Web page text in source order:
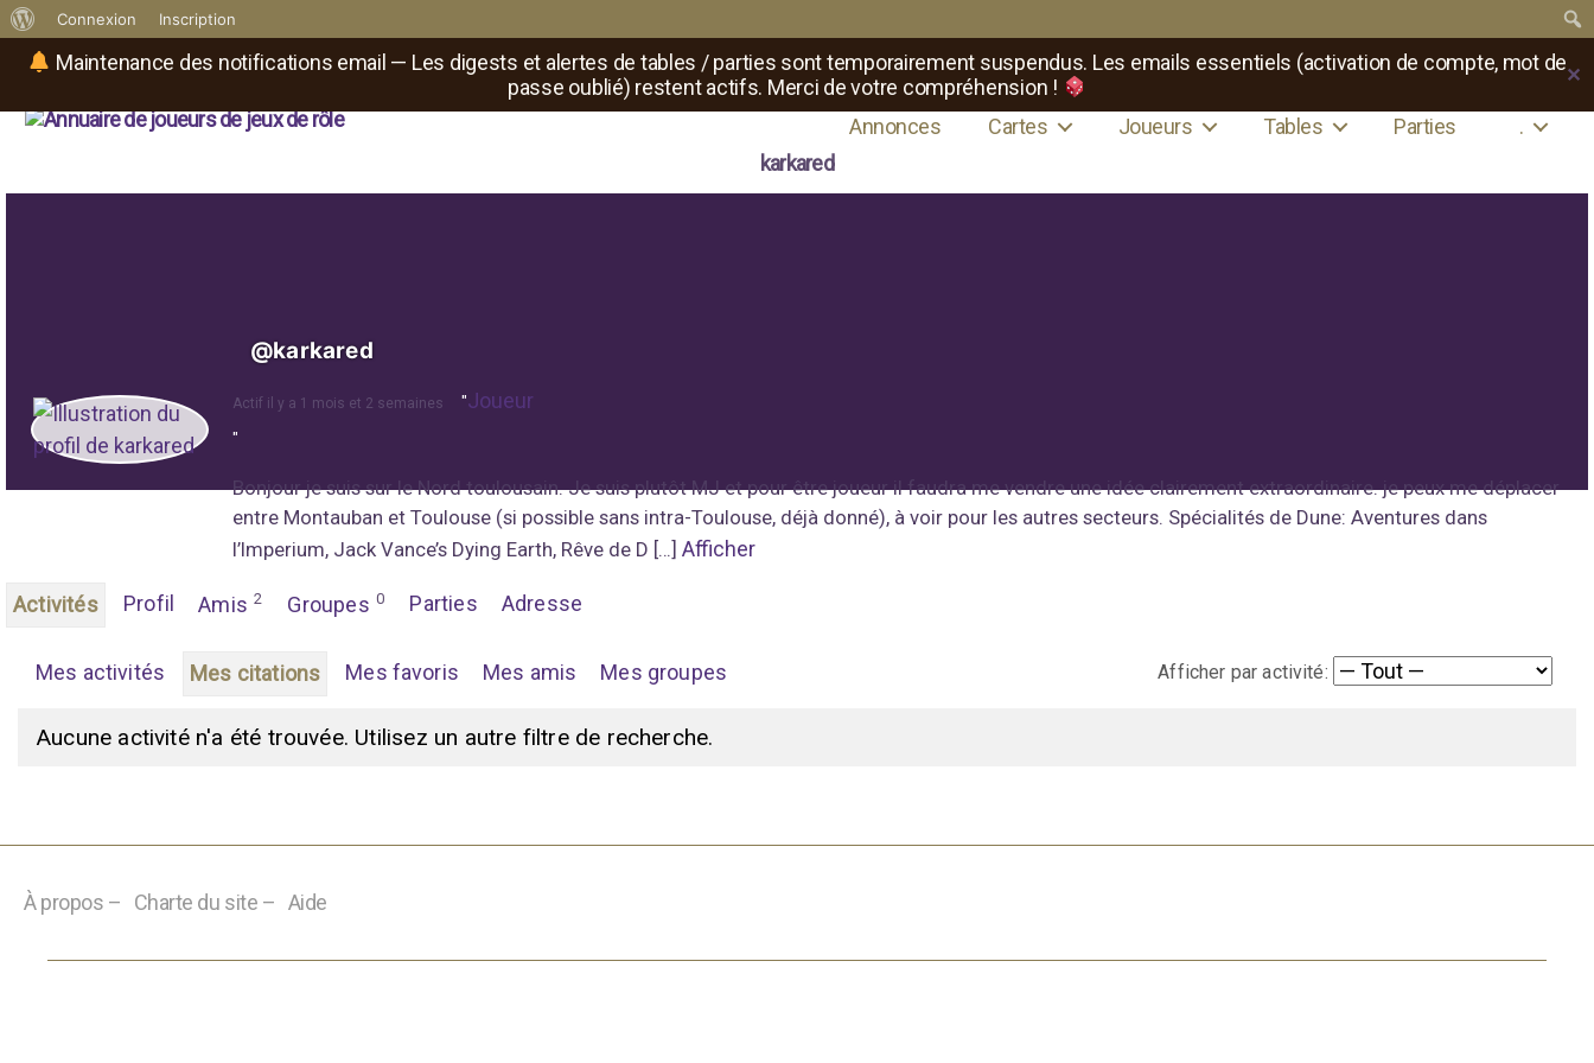
Maintenance des notifications email — Les digests et alertes de tables / parties sont temporairement suspendus. Les emails essentiels (activation de compte, mot de
passe oublié) restent actifs. Merci de votre compréhension !
✕
propos
WordPress
Connexion Inscription
où
Annonces Cartes Joueurs Tables Parties
.
karkared
@karkared
Actif il y a 1 mois et 2 semaines "Joueur
"
Bonjour je suis sur le Nord toulousain. Je suis plutôt MJ et pour être joueur il faudra me vendre une idée clairement extraordinaire. je peux me déplacer
entre Montauban et Toulouse (si possible sans intra-Toulouse, déjà donné), à voir pour les autres secteurs. Spécialités de Dune: Aventures dans
l’Imperium, Jack Vance’s Dying Earth, Rêve de D […] Afficher
Activités Profil Amis 2 Groupes 0 Parties Adresse
Mes activités Mes citations Mes favoris Mes amis Mes groupes Afficher par activité:
Aucune activité n'a été trouvée. Utilisez un autre filtre de recherche.
À propos – Charte du site – Aide